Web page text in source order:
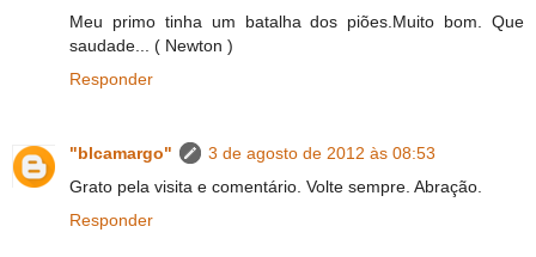
Meu primo tinha um batalha dos piões.Muito bom. Que
saudade... ( Newton )
Responder
"blcamargo"
3 de agosto de 2012 às 08:53
Grato pela visita e comentário. Volte sempre. Abração.
Responder